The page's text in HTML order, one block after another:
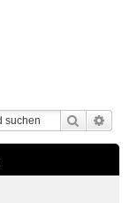
Suche